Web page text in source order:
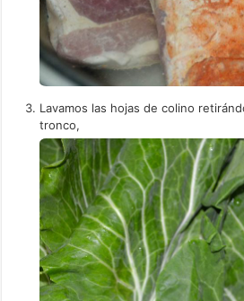
Lavamos las hojas de colino
tronco,